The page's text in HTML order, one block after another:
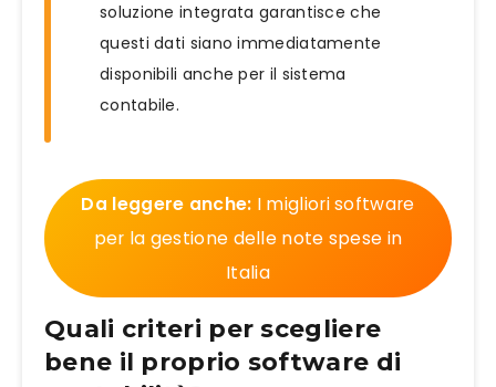
soluzione integrata garantisce che
questi dati siano immediatamente
disponibili anche per il sistema
contabile.
Da leggere anche: I migliori software
per la gestione delle note spese in
Italia
Quali criteri per scegliere
bene il proprio software di